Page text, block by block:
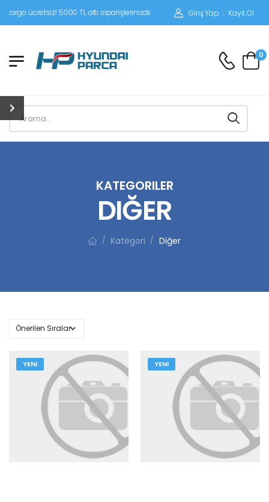
5000 TL altı siparişlerinizde siparişleriniz alıcı ödemeli gönderilir.
Giriş Yap / Kayıt Ol
0
KATEGORILER
DIĞER
/ Kategori / Diğer
YENI YENI